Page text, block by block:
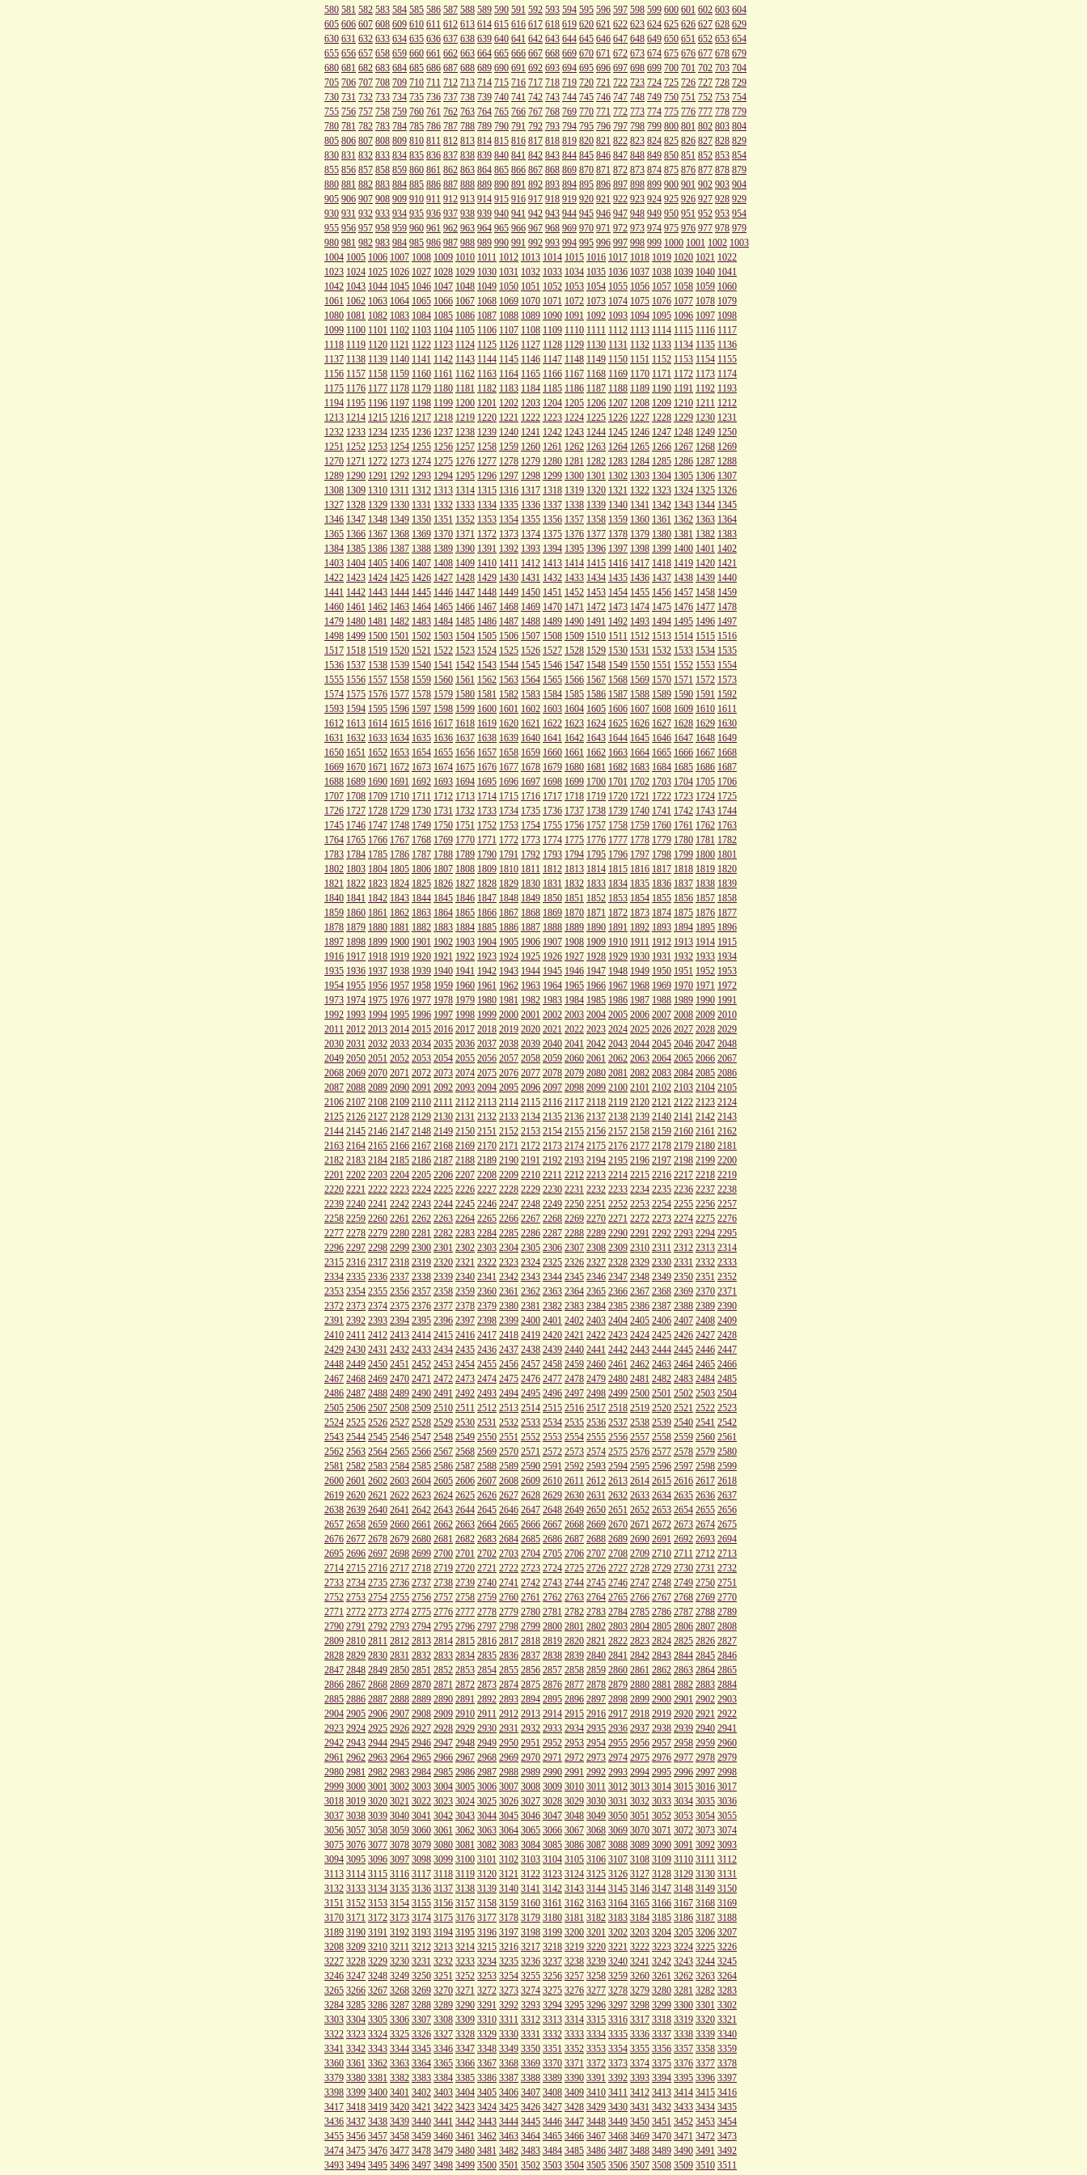
580 581 582 583 584 585 586 587 588 589 590 591 592 593 594 595 596 597 598 599 600 601 602 603 604
605 606 607 608 609 610 611 612 613 614 615 616 617 618 619 620 621 622 623 624 625 626 627 628 629
630 631 632 633 634 635 636 637 638 639 640 641 642 643 644 645 646 647 648 649 650 651 652 653 654
655 656 657 658 659 660 661 662 663 664 665 666 667 668 669 670 671 672 673 674 675 676 677 678 679
680 681 682 683 684 685 686 687 688 689 690 691 692 693 694 695 696 697 698 699 700 701 702 703 704
705 706 707 708 709 710 711 712 713 714 715 716 717 718 719 720 721 722 723 724 725 726 727 728 729
730 731 732 733 734 735 736 737 738 739 740 741 742 743 744 745 746 747 748 749 750 751 752 753 754
755 756 757 758 759 760 761 762 763 764 765 766 767 768 769 770 771 772 773 774 775 776 777 778 779
780 781 782 783 784 785 786 787 788 789 790 791 792 793 794 795 796 797 798 799 800 801 802 803 804
805 806 807 808 809 810 811 812 813 814 815 816 817 818 819 820 821 822 823 824 825 826 827 828 829
830 831 832 833 834 835 836 837 838 839 840 841 842 843 844 845 846 847 848 849 850 851 852 853 854
855 856 857 858 859 860 861 862 863 864 865 866 867 868 869 870 871 872 873 874 875 876 877 878 879
880 881 882 883 884 885 886 887 888 889 890 891 892 893 894 895 896 897 898 899 900 901 902 903 904
905 906 907 908 909 910 911 912 913 914 915 916 917 918 919 920 921 922 923 924 925 926 927 928 929
930 931 932 933 934 935 936 937 938 939 940 941 942 943 944 945 946 947 948 949 950 951 952 953 954
955 956 957 958 959 960 961 962 963 964 965 966 967 968 969 970 971 972 973 974 975 976 977 978 979
980 981 982 983 984 985 986 987 988 989 990 991 992 993 994 995 996 997 998 999 1000 1001 1002 1003
1004 1005 1006 1007 1008 1009 1010 1011 1012 1013 1014 1015 1016 1017 1018 1019 1020 1021 1022
1023 1024 1025 1026 1027 1028 1029 1030 1031 1032 1033 1034 1035 1036 1037 1038 1039 1040 1041
1042 1043 1044 1045 1046 1047 1048 1049 1050 1051 1052 1053 1054 1055 1056 1057 1058 1059 1060
1061 1062 1063 1064 1065 1066 1067 1068 1069 1070 1071 1072 1073 1074 1075 1076 1077 1078 1079
1080 1081 1082 1083 1084 1085 1086 1087 1088 1089 1090 1091 1092 1093 1094 1095 1096 1097 1098
1099 1100 1101 1102 1103 1104 1105 1106 1107 1108 1109 1110 1111 1112 1113 1114 1115 1116 1117
1118 1119 1120 1121 1122 1123 1124 1125 1126 1127 1128 1129 1130 1131 1132 1133 1134 1135 1136
1137 1138 1139 1140 1141 1142 1143 1144 1145 1146 1147 1148 1149 1150 1151 1152 1153 1154 1155
1156 1157 1158 1159 1160 1161 1162 1163 1164 1165 1166 1167 1168 1169 1170 1171 1172 1173 1174
1175 1176 1177 1178 1179 1180 1181 1182 1183 1184 1185 1186 1187 1188 1189 1190 1191 1192 1193
1194 1195 1196 1197 1198 1199 1200 1201 1202 1203 1204 1205 1206 1207 1208 1209 1210 1211 1212
1213 1214 1215 1216 1217 1218 1219 1220 1221 1222 1223 1224 1225 1226 1227 1228 1229 1230 1231
1232 1233 1234 1235 1236 1237 1238 1239 1240 1241 1242 1243 1244 1245 1246 1247 1248 1249 1250
1251 1252 1253 1254 1255 1256 1257 1258 1259 1260 1261 1262 1263 1264 1265 1266 1267 1268 1269
1270 1271 1272 1273 1274 1275 1276 1277 1278 1279 1280 1281 1282 1283 1284 1285 1286 1287 1288
1289 1290 1291 1292 1293 1294 1295 1296 1297 1298 1299 1300 1301 1302 1303 1304 1305 1306 1307
1308 1309 1310 1311 1312 1313 1314 1315 1316 1317 1318 1319 1320 1321 1322 1323 1324 1325 1326
1327 1328 1329 1330 1331 1332 1333 1334 1335 1336 1337 1338 1339 1340 1341 1342 1343 1344 1345
1346 1347 1348 1349 1350 1351 1352 1353 1354 1355 1356 1357 1358 1359 1360 1361 1362 1363 1364
1365 1366 1367 1368 1369 1370 1371 1372 1373 1374 1375 1376 1377 1378 1379 1380 1381 1382 1383
1384 1385 1386 1387 1388 1389 1390 1391 1392 1393 1394 1395 1396 1397 1398 1399 1400 1401 1402
1403 1404 1405 1406 1407 1408 1409 1410 1411 1412 1413 1414 1415 1416 1417 1418 1419 1420 1421
1422 1423 1424 1425 1426 1427 1428 1429 1430 1431 1432 1433 1434 1435 1436 1437 1438 1439 1440
1441 1442 1443 1444 1445 1446 1447 1448 1449 1450 1451 1452 1453 1454 1455 1456 1457 1458 1459
1460 1461 1462 1463 1464 1465 1466 1467 1468 1469 1470 1471 1472 1473 1474 1475 1476 1477 1478
1479 1480 1481 1482 1483 1484 1485 1486 1487 1488 1489 1490 1491 1492 1493 1494 1495 1496 1497
1498 1499 1500 1501 1502 1503 1504 1505 1506 1507 1508 1509 1510 1511 1512 1513 1514 1515 1516
1517 1518 1519 1520 1521 1522 1523 1524 1525 1526 1527 1528 1529 1530 1531 1532 1533 1534 1535
1536 1537 1538 1539 1540 1541 1542 1543 1544 1545 1546 1547 1548 1549 1550 1551 1552 1553 1554
1555 1556 1557 1558 1559 1560 1561 1562 1563 1564 1565 1566 1567 1568 1569 1570 1571 1572 1573
1574 1575 1576 1577 1578 1579 1580 1581 1582 1583 1584 1585 1586 1587 1588 1589 1590 1591 1592
1593 1594 1595 1596 1597 1598 1599 1600 1601 1602 1603 1604 1605 1606 1607 1608 1609 1610 1611
1612 1613 1614 1615 1616 1617 1618 1619 1620 1621 1622 1623 1624 1625 1626 1627 1628 1629 1630
1631 1632 1633 1634 1635 1636 1637 1638 1639 1640 1641 1642 1643 1644 1645 1646 1647 1648 1649
1650 1651 1652 1653 1654 1655 1656 1657 1658 1659 1660 1661 1662 1663 1664 1665 1666 1667 1668
1669 1670 1671 1672 1673 1674 1675 1676 1677 1678 1679 1680 1681 1682 1683 1684 1685 1686 1687
1688 1689 1690 1691 1692 1693 1694 1695 1696 1697 1698 1699 1700 1701 1702 1703 1704 1705 1706
1707 1708 1709 1710 1711 1712 1713 1714 1715 1716 1717 1718 1719 1720 1721 1722 1723 1724 1725
1726 1727 1728 1729 1730 1731 1732 1733 1734 1735 1736 1737 1738 1739 1740 1741 1742 1743 1744
1745 1746 1747 1748 1749 1750 1751 1752 1753 1754 1755 1756 1757 1758 1759 1760 1761 1762 1763
1764 1765 1766 1767 1768 1769 1770 1771 1772 1773 1774 1775 1776 1777 1778 1779 1780 1781 1782
1783 1784 1785 1786 1787 1788 1789 1790 1791 1792 1793 1794 1795 1796 1797 1798 1799 1800 1801
1802 1803 1804 1805 1806 1807 1808 1809 1810 1811 1812 1813 1814 1815 1816 1817 1818 1819 1820
1821 1822 1823 1824 1825 1826 1827 1828 1829 1830 1831 1832 1833 1834 1835 1836 1837 1838 1839
1840 1841 1842 1843 1844 1845 1846 1847 1848 1849 1850 1851 1852 1853 1854 1855 1856 1857 1858
1859 1860 1861 1862 1863 1864 1865 1866 1867 1868 1869 1870 1871 1872 1873 1874 1875 1876 1877
1878 1879 1880 1881 1882 1883 1884 1885 1886 1887 1888 1889 1890 1891 1892 1893 1894 1895 1896
1897 1898 1899 1900 1901 1902 1903 1904 1905 1906 1907 1908 1909 1910 1911 1912 1913 1914 1915
1916 1917 1918 1919 1920 1921 1922 1923 1924 1925 1926 1927 1928 1929 1930 1931 1932 1933 1934
1935 1936 1937 1938 1939 1940 1941 1942 1943 1944 1945 1946 1947 1948 1949 1950 1951 1952 1953
1954 1955 1956 1957 1958 1959 1960 1961 1962 1963 1964 1965 1966 1967 1968 1969 1970 1971 1972
1973 1974 1975 1976 1977 1978 1979 1980 1981 1982 1983 1984 1985 1986 1987 1988 1989 1990 1991
1992 1993 1994 1995 1996 1997 1998 1999 2000 2001 2002 2003 2004 2005 2006 2007 2008 2009 2010
2011 2012 2013 2014 2015 2016 2017 2018 2019 2020 2021 2022 2023 2024 2025 2026 2027 2028 2029
2030 2031 2032 2033 2034 2035 2036 2037 2038 2039 2040 2041 2042 2043 2044 2045 2046 2047 2048
2049 2050 2051 2052 2053 2054 2055 2056 2057 2058 2059 2060 2061 2062 2063 2064 2065 2066 2067
2068 2069 2070 2071 2072 2073 2074 2075 2076 2077 2078 2079 2080 2081 2082 2083 2084 2085 2086
2087 2088 2089 2090 2091 2092 2093 2094 2095 2096 2097 2098 2099 2100 2101 2102 2103 2104 2105
2106 2107 2108 2109 2110 2111 2112 2113 2114 2115 2116 2117 2118 2119 2120 2121 2122 2123 2124
2125 2126 2127 2128 2129 2130 2131 2132 2133 2134 2135 2136 2137 2138 2139 2140 2141 2142 2143
2144 2145 2146 2147 2148 2149 2150 2151 2152 2153 2154 2155 2156 2157 2158 2159 2160 2161 2162
2163 2164 2165 2166 2167 2168 2169 2170 2171 2172 2173 2174 2175 2176 2177 2178 2179 2180 2181
2182 2183 2184 2185 2186 2187 2188 2189 2190 2191 2192 2193 2194 2195 2196 2197 2198 2199 2200
2201 2202 2203 2204 2205 2206 2207 2208 2209 2210 2211 2212 2213 2214 2215 2216 2217 2218 2219
2220 2221 2222 2223 2224 2225 2226 2227 2228 2229 2230 2231 2232 2233 2234 2235 2236 2237 2238
2239 2240 2241 2242 2243 2244 2245 2246 2247 2248 2249 2250 2251 2252 2253 2254 2255 2256 2257
2258 2259 2260 2261 2262 2263 2264 2265 2266 2267 2268 2269 2270 2271 2272 2273 2274 2275 2276
2277 2278 2279 2280 2281 2282 2283 2284 2285 2286 2287 2288 2289 2290 2291 2292 2293 2294 2295
2296 2297 2298 2299 2300 2301 2302 2303 2304 2305 2306 2307 2308 2309 2310 2311 2312 2313 2314
2315 2316 2317 2318 2319 2320 2321 2322 2323 2324 2325 2326 2327 2328 2329 2330 2331 2332 2333
2334 2335 2336 2337 2338 2339 2340 2341 2342 2343 2344 2345 2346 2347 2348 2349 2350 2351 2352
2353 2354 2355 2356 2357 2358 2359 2360 2361 2362 2363 2364 2365 2366 2367 2368 2369 2370 2371
2372 2373 2374 2375 2376 2377 2378 2379 2380 2381 2382 2383 2384 2385 2386 2387 2388 2389 2390
2391 2392 2393 2394 2395 2396 2397 2398 2399 2400 2401 2402 2403 2404 2405 2406 2407 2408 2409
2410 2411 2412 2413 2414 2415 2416 2417 2418 2419 2420 2421 2422 2423 2424 2425 2426 2427 2428
2429 2430 2431 2432 2433 2434 2435 2436 2437 2438 2439 2440 2441 2442 2443 2444 2445 2446 2447
2448 2449 2450 2451 2452 2453 2454 2455 2456 2457 2458 2459 2460 2461 2462 2463 2464 2465 2466
2467 2468 2469 2470 2471 2472 2473 2474 2475 2476 2477 2478 2479 2480 2481 2482 2483 2484 2485
2486 2487 2488 2489 2490 2491 2492 2493 2494 2495 2496 2497 2498 2499 2500 2501 2502 2503 2504
2505 2506 2507 2508 2509 2510 2511 2512 2513 2514 2515 2516 2517 2518 2519 2520 2521 2522 2523
2524 2525 2526 2527 2528 2529 2530 2531 2532 2533 2534 2535 2536 2537 2538 2539 2540 2541 2542
2543 2544 2545 2546 2547 2548 2549 2550 2551 2552 2553 2554 2555 2556 2557 2558 2559 2560 2561
2562 2563 2564 2565 2566 2567 2568 2569 2570 2571 2572 2573 2574 2575 2576 2577 2578 2579 2580
2581 2582 2583 2584 2585 2586 2587 2588 2589 2590 2591 2592 2593 2594 2595 2596 2597 2598 2599
2600 2601 2602 2603 2604 2605 2606 2607 2608 2609 2610 2611 2612 2613 2614 2615 2616 2617 2618
2619 2620 2621 2622 2623 2624 2625 2626 2627 2628 2629 2630 2631 2632 2633 2634 2635 2636 2637
2638 2639 2640 2641 2642 2643 2644 2645 2646 2647 2648 2649 2650 2651 2652 2653 2654 2655 2656
2657 2658 2659 2660 2661 2662 2663 2664 2665 2666 2667 2668 2669 2670 2671 2672 2673 2674 2675
2676 2677 2678 2679 2680 2681 2682 2683 2684 2685 2686 2687 2688 2689 2690 2691 2692 2693 2694
2695 2696 2697 2698 2699 2700 2701 2702 2703 2704 2705 2706 2707 2708 2709 2710 2711 2712 2713
2714 2715 2716 2717 2718 2719 2720 2721 2722 2723 2724 2725 2726 2727 2728 2729 2730 2731 2732
2733 2734 2735 2736 2737 2738 2739 2740 2741 2742 2743 2744 2745 2746 2747 2748 2749 2750 2751
2752 2753 2754 2755 2756 2757 2758 2759 2760 2761 2762 2763 2764 2765 2766 2767 2768 2769 2770
2771 2772 2773 2774 2775 2776 2777 2778 2779 2780 2781 2782 2783 2784 2785 2786 2787 2788 2789
2790 2791 2792 2793 2794 2795 2796 2797 2798 2799 2800 2801 2802 2803 2804 2805 2806 2807 2808
2809 2810 2811 2812 2813 2814 2815 2816 2817 2818 2819 2820 2821 2822 2823 2824 2825 2826 2827
2828 2829 2830 2831 2832 2833 2834 2835 2836 2837 2838 2839 2840 2841 2842 2843 2844 2845 2846
2847 2848 2849 2850 2851 2852 2853 2854 2855 2856 2857 2858 2859 2860 2861 2862 2863 2864 2865
2866 2867 2868 2869 2870 2871 2872 2873 2874 2875 2876 2877 2878 2879 2880 2881 2882 2883 2884
2885 2886 2887 2888 2889 2890 2891 2892 2893 2894 2895 2896 2897 2898 2899 2900 2901 2902 2903
2904 2905 2906 2907 2908 2909 2910 2911 2912 2913 2914 2915 2916 2917 2918 2919 2920 2921 2922
2923 2924 2925 2926 2927 2928 2929 2930 2931 2932 2933 2934 2935 2936 2937 2938 2939 2940 2941
2942 2943 2944 2945 2946 2947 2948 2949 2950 2951 2952 2953 2954 2955 2956 2957 2958 2959 2960
2961 2962 2963 2964 2965 2966 2967 2968 2969 2970 2971 2972 2973 2974 2975 2976 2977 2978 2979
2980 2981 2982 2983 2984 2985 2986 2987 2988 2989 2990 2991 2992 2993 2994 2995 2996 2997 2998
2999 3000 3001 3002 3003 3004 3005 3006 3007 3008 3009 3010 3011 3012 3013 3014 3015 3016 3017
3018 3019 3020 3021 3022 3023 3024 3025 3026 3027 3028 3029 3030 3031 3032 3033 3034 3035 3036
3037 3038 3039 3040 3041 3042 3043 3044 3045 3046 3047 3048 3049 3050 3051 3052 3053 3054 3055
3056 3057 3058 3059 3060 3061 3062 3063 3064 3065 3066 3067 3068 3069 3070 3071 3072 3073 3074
3075 3076 3077 3078 3079 3080 3081 3082 3083 3084 3085 3086 3087 3088 3089 3090 3091 3092 3093
3094 3095 3096 3097 3098 3099 3100 3101 3102 3103 3104 3105 3106 3107 3108 3109 3110 3111 3112
3113 3114 3115 3116 3117 3118 3119 3120 3121 3122 3123 3124 3125 3126 3127 3128 3129 3130 3131
3132 3133 3134 3135 3136 3137 3138 3139 3140 3141 3142 3143 3144 3145 3146 3147 3148 3149 3150
3151 3152 3153 3154 3155 3156 3157 3158 3159 3160 3161 3162 3163 3164 3165 3166 3167 3168 3169
3170 3171 3172 3173 3174 3175 3176 3177 3178 3179 3180 3181 3182 3183 3184 3185 3186 3187 3188
3189 3190 3191 3192 3193 3194 3195 3196 3197 3198 3199 3200 3201 3202 3203 3204 3205 3206 3207
3208 3209 3210 3211 3212 3213 3214 3215 3216 3217 3218 3219 3220 3221 3222 3223 3224 3225 3226
3227 3228 3229 3230 3231 3232 3233 3234 3235 3236 3237 3238 3239 3240 3241 3242 3243 3244 3245
3246 3247 3248 3249 3250 3251 3252 3253 3254 3255 3256 3257 3258 3259 3260 3261 3262 3263 3264
3265 3266 3267 3268 3269 3270 3271 3272 3273 3274 3275 3276 3277 3278 3279 3280 3281 3282 3283
3284 3285 3286 3287 3288 3289 3290 3291 3292 3293 3294 3295 3296 3297 3298 3299 3300 3301 3302
3303 3304 3305 3306 3307 3308 3309 3310 3311 3312 3313 3314 3315 3316 3317 3318 3319 3320 3321
3322 3323 3324 3325 3326 3327 3328 3329 3330 3331 3332 3333 3334 3335 3336 3337 3338 3339 3340
3341 3342 3343 3344 3345 3346 3347 3348 3349 3350 3351 3352 3353 3354 3355 3356 3357 3358 3359
3360 3361 3362 3363 3364 3365 3366 3367 3368 3369 3370 3371 3372 3373 3374 3375 3376 3377 3378
3379 3380 3381 3382 3383 3384 3385 3386 3387 3388 3389 3390 3391 3392 3393 3394 3395 3396 3397
3398 3399 3400 3401 3402 3403 3404 3405 3406 3407 3408 3409 3410 3411 3412 3413 3414 3415 3416
3417 3418 3419 3420 3421 3422 3423 3424 3425 3426 3427 3428 3429 3430 3431 3432 3433 3434 3435
3436 3437 3438 3439 3440 3441 3442 3443 3444 3445 3446 3447 3448 3449 3450 3451 3452 3453 3454
3455 3456 3457 3458 3459 3460 3461 3462 3463 3464 3465 3466 3467 3468 3469 3470 3471 3472 3473
3474 3475 3476 3477 3478 3479 3480 3481 3482 3483 3484 3485 3486 3487 3488 3489 3490 3491 3492
3493 3494 3495 3496 3497 3498 3499 3500 3501 3502 3503 3504 3505 3506 3507 3508 3509 3510 3511